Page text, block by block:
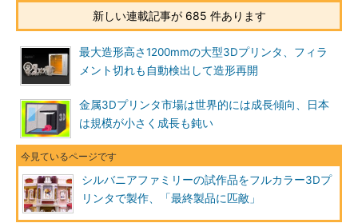
新しい連載記事が 685 件あります
最大造形高さ1200mmの大型3Dプリンタ、フィラ
メント切れも自動検出して造形再開
金属3Dプリンタ市場は世界的には成長傾向、日本
は規模が小さく成長も鈍い
シルバニアファミリーの試作品をフルカラー3Dプ
リンタで製作、「最終製品に匹敵」